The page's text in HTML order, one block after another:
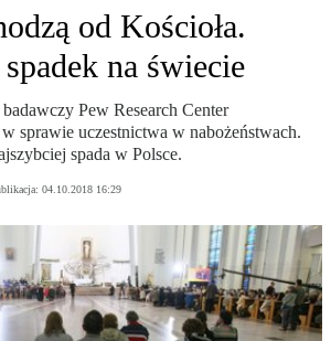
od Kościoła.
na świecie
Pew Research Center
sprawie uczestnictwa w nabożeństwach.
spada w Polsce.
04.10.2018 16:29